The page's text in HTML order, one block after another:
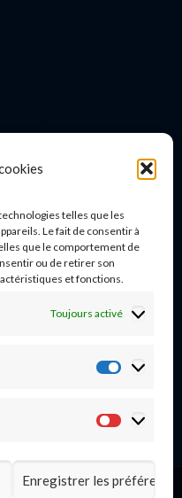
telles que les
Le fait de consentir à
que le comportement de
ou de retirer son
et fonctions.
Toujours activé
Enregistrer les préférences